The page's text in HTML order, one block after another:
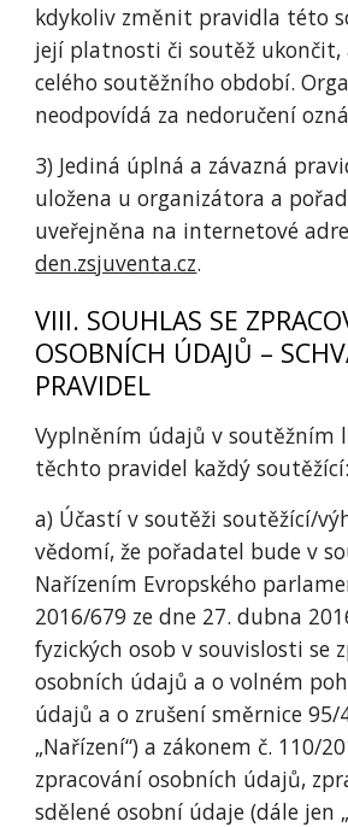
kdykoliv změnit pravidla této
její platnosti či soutěž
celého soutěžního období.
neodpovídá za nedoručení
3) Jediná úplná a závazná
uložena u organizátora a
uveřejněna na internetové
den.zsjuventa.cz.
VIII. SOUHLAS SE
OSOBNÍCH ÚDAJŮ –
PRAVIDEL
Vyplněním údajů v soutěžním
těchto pravidel každý soutěžící:
a) Účastí v soutěži soutěžící/
vědomí, že pořadatel bude v
Nařízením Evropského
2016/679 ze dne 27. dubna
fyzických osob v souvislosti se
osobních údajů a o volném
údajů a o zrušení směrnice 95/
„Nařízení“) a zákonem č. 110/
zpracování osobních údajů,
sdělené osobní údaje (dále jen „